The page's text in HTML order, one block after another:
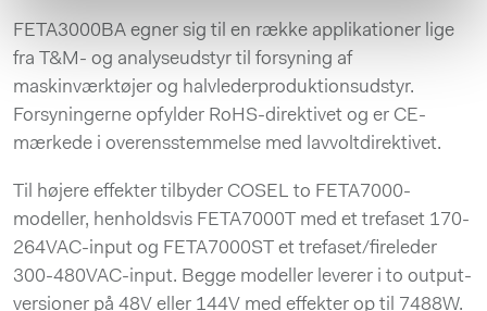
FETA3000BA egner sig til en række applikationer lige
fra T&M- og analyseudstyr til forsyning af
maskinværktøjer og halvlederproduktionsudstyr.
Forsyningerne opfylder RoHS-direktivet og er CE-
mærkede i overensstemmelse med lavvoltdirektivet.
Til højere effekter tilbyder COSEL to FETA7000-
modeller, henholdsvis FETA7000T med et trefaset 170-
264VAC-input og FETA7000ST et trefaset/fireleder
300-480VAC-input. Begge modeller leverer i to output-
versioner på 48V eller 144V med effekter op til 7488W.